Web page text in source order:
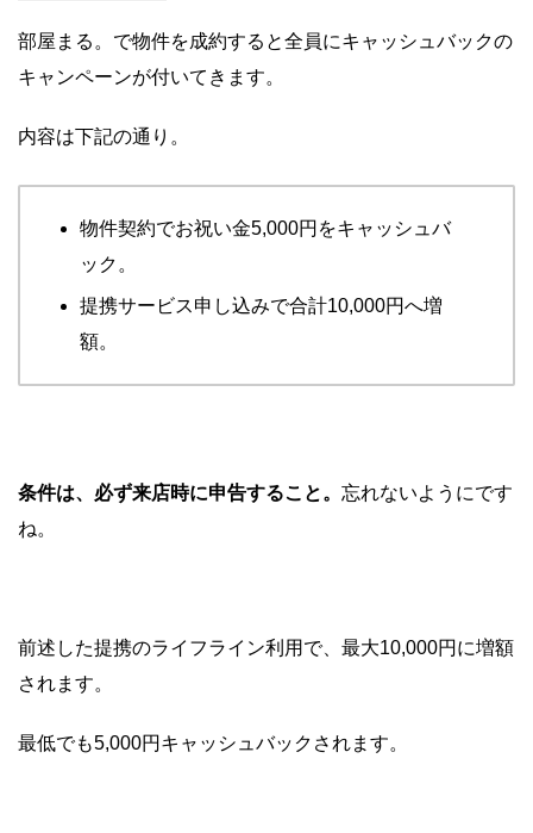
部屋まる。で物件を成約すると全員にキャッシュバックの
キャンペーンが付いてきます。
内容は下記の通り。
物件契約でお祝い金5,000円をキャッシュバ
ック。
提携サービス申し込みで合計10,000円へ増
額。
条件は、必ず来店時に申告すること。 忘れないようにです
ね。
前述した提携のライフライン利用で、最大10,000円に増額
されます。
最低でも5,000円キャッシュバックされます。